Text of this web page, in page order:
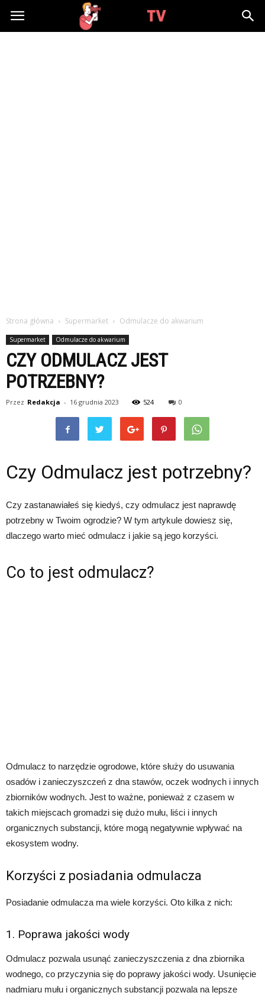
WizjaTV.pl
Strona główna Supermarket Odmulacze do akwarium
Supermarket Odmulacze do akwarium
CZY ODMULACZ JEST
POTRZEBNY?
Przez Redakcja - 16 grudnia 2023 524 0
Czy Odmulacz jest potrzebny?
Czy zastanawiałeś się kiedyś, czy odmulacz jest naprawdę
potrzebny w Twoim ogrodzie? W tym artykule dowiesz się,
dlaczego warto mieć odmulacz i jakie są jego korzyści.
Co to jest odmulacz?
Odmulacz to narzędzie ogrodowe, które służy do usuwania
osadów i zanieczyszczeń z dna stawów, oczek wodnych i innych
zbiorników wodnych. Jest to ważne, ponieważ z czasem w
takich miejscach gromadzi się dużo mułu, liści i innych
organicznych substancji, które mogą negatywnie wpływać na
ekosystem wodny.
Korzyści z posiadania odmulacza
Posiadanie odmulacza ma wiele korzyści. Oto kilka z nich:
1. Poprawa jakości wody
Odmulacz pozwala usunąć zanieczyszczenia z dna zbiornika
wodnego, co przyczynia się do poprawy jakości wody. Usunięcie
nadmiaru mułu i organicznych substancji pozwala na lepsze